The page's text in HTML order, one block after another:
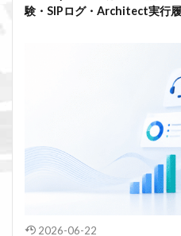
験・SIPログ・Architect実行
2026-06-22